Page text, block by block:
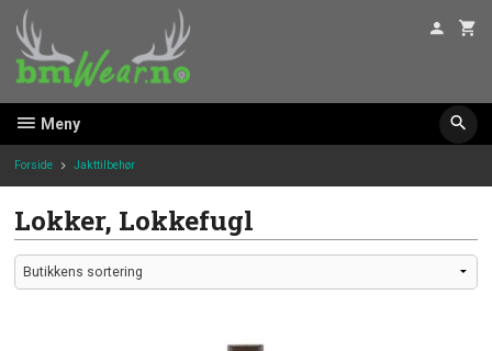
innholdet
Meny
Forside Jakttilbehør
Lokker, Lokkefugl